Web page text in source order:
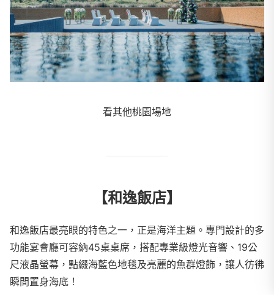
看其他桃園場地
【和逸飯店】
和逸飯店最亮眼的特色之一，正是海洋主題。專門設計的多
功能宴會廳可容納45桌桌席，搭配專業級燈光音響、19公
尺液晶螢幕，點綴海藍色地毯及亮麗的魚群燈飾，讓人彷彿
瞬間置身海底！